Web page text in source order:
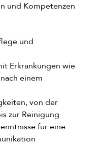
und Kompetenzen
und
Erkrankungen wie
einem
von der
zur Reinigung
für eine